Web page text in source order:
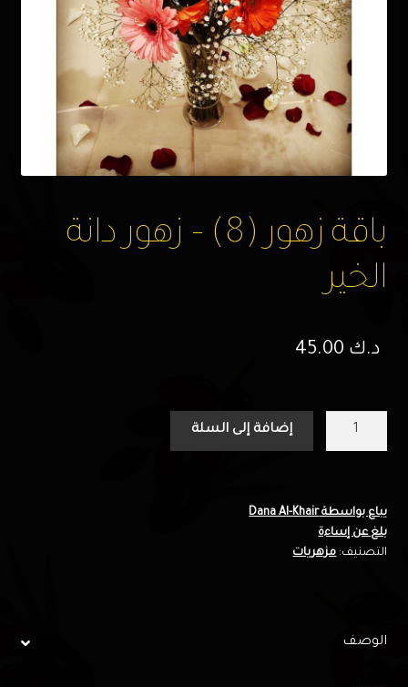
باقة زهور (8) – زهور دانة
الخير
د.ك
–
زهور
دانة
إضافة إلى السلة
يباع بواسطة Dana Al-Khair
بلغ عن إساءة
التصنيف:مزهريات
الوصف